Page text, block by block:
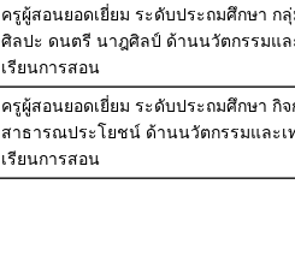
ครูผู้สอนยอดเยี่ยม ระดับประถมศึกษา ก
ศิลปะ ดนตรี นาฎศิลป์ ด้านนวัตกรรมแล
เรียนการสอน
ครูผู้สอนยอดเยี่ยม ระดับประถมศึกษา กิ
สาธารณประโยชน์ ด้านนวัตกรรมและเ
เรียนการสอน